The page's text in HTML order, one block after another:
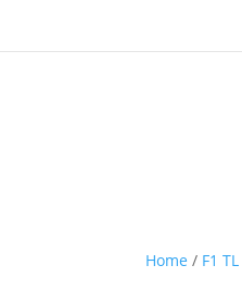
Home / F1 TL